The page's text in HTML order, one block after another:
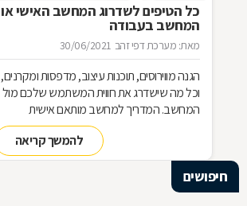
כל הטיפים לשדרוג המחשב האישי או
המחשב בעבודה
מאת: מערכת דפי זהב 30/06/2021
הגנה מווירוסים, תוכנות עיצוב, מדפסות ומקרנים,
וכל מה שישדרג את חווית המשתמש שלכם מול
המחשב. המדריך למחשב מותאם אישית
להמשך קריאה
חיפושים